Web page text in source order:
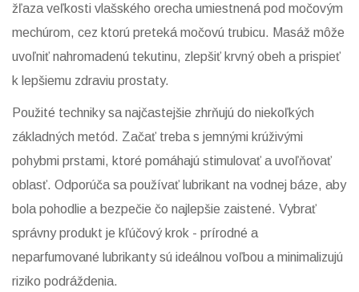
žľaza veľkosti vlašského orecha umiestnená pod močovým
mechúrom, cez ktorú preteká močovú trubicu. Masáž môže
uvoľniť nahromadenú tekutinu, zlepšiť krvný obeh a prispieť
k lepšiemu zdraviu prostaty.
Použité techniky sa najčastejšie zhrňujú do niekoľkých
základných metód. Začať treba s jemnými krúživými
pohybmi prstami, ktoré pomáhajú stimulovať a uvoľňovať
oblasť. Odporúča sa používať lubrikant na vodnej báze, aby
bola pohodlie a bezpečie čo najlepšie zaistené. Vybrať
správny produkt je kľúčový krok - prírodné a
neparfumované lubrikanty sú ideálnou voľbou a minimalizujú
riziko podráždenia.